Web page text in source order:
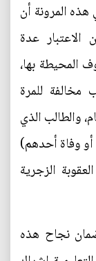
المرونة أن
الاعتبار عدة
المحيطة بها،
مخالفة للمرة
والطالب الذي
أو وفاة أحدهم)
الزجرية
نجاح هذه